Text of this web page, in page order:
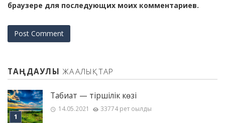
браузере для последующих моих комментариев.
ТАҢДАУЛЫ ЖАҢАЛЫҚТАР
Табиғат — тіршілік көзі
14.05.2021 33774 рет оқылды